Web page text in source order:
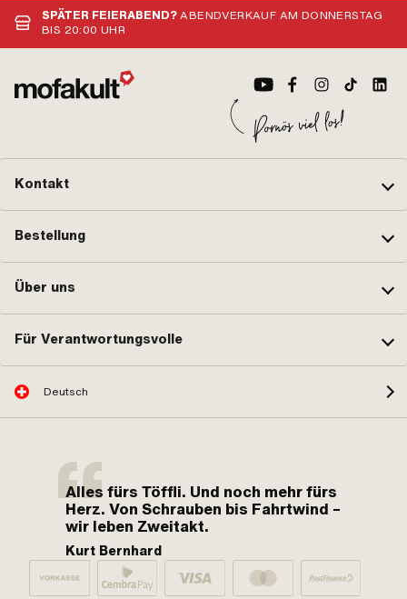
SPÄTER FEIERABEND?ABENDVERKAUF AM DONNERSTAG
BIS 20:00 UHR
Kontakt
Bestellung
Über uns
Für Verantwortungsvolle
Deutsch
Alles fürs Töffli. Und noch mehr fürs
Herz. Von Schrauben bis Fahrtwind –
wir leben Zweitakt.
Kurt Bernhard